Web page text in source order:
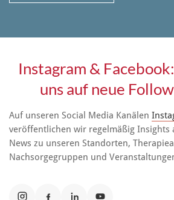
Instagram &
uns auf neue
Auf unseren Social Media Kanälen
veröffentlichen wir regelmäßig Insights
News zu unseren Standorten,
Nachsorgegruppen und